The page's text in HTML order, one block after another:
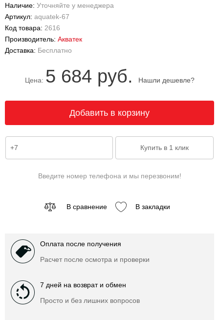
Наличие: Уточняйте у менеджера
Артикул: aquatek-67
Код товара: 2616
Производитель: Акватек
Доставка: Бесплатно
Цена: 5 684 руб. Нашли дешевле?
Введите номер телефона и мы перезвоним!
В сравнение В закладки
Оплата после получения
Расчет после осмотра и проверки
7 дней на возврат и обмен
Просто и без лишних вопросов